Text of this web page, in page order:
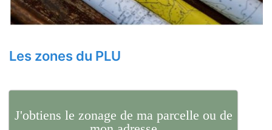
Les zones du PLU
J'obtiens le zonage de ma parcelle ou de